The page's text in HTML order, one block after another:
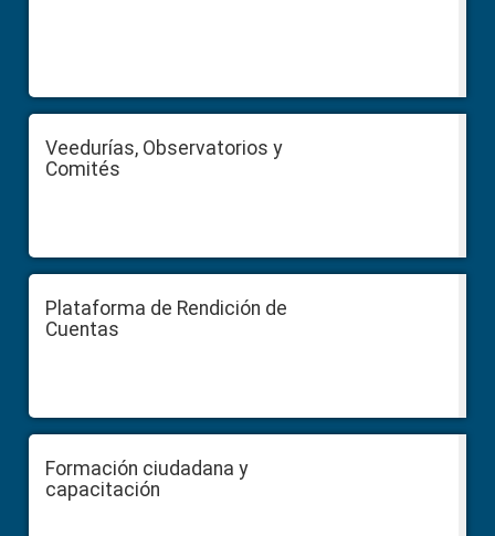
Veedurías, Observatorios y
Comités
Plataforma de Rendición de
Cuentas
Formación ciudadana y
capacitación